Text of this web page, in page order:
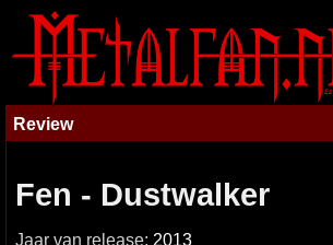
Review
Fen - Dustwalker
Jaar van release: 2013